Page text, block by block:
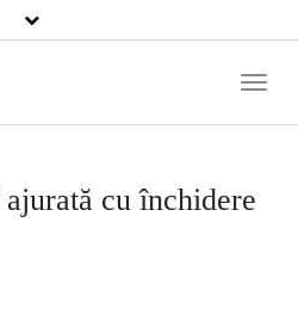
Căutați
un
Toggle
cu închidere